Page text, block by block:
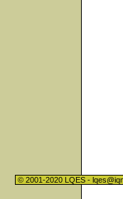
© 2001-2020 LQES -